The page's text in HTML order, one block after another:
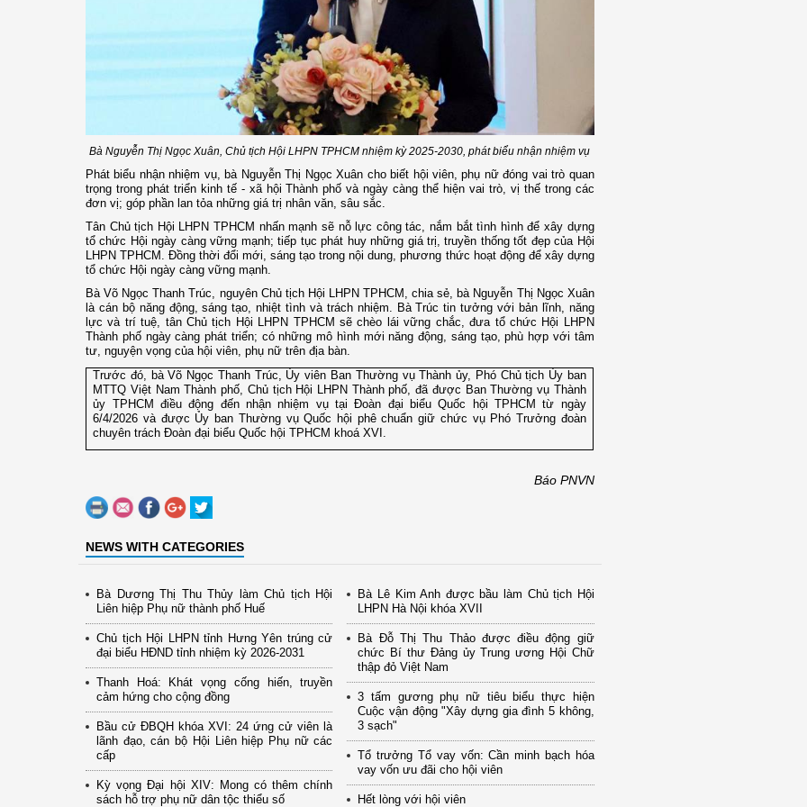
Bà Nguyễn Thị Ngọc Xuân, Chủ tịch Hội LHPN TPHCM nhiệm kỳ 2025-2030, phát biểu nhận nhiệm vụ
Phát biểu nhận nhiệm vụ, bà Nguyễn Thị Ngọc Xuân cho biết hội viên, phụ nữ đóng vai trò quan
trọng trong phát triển kinh tế - xã hội Thành phố và ngày càng thể hiện vai trò, vị thế trong các
đơn vị; góp phần lan tỏa những giá trị nhân văn, sâu sắc.
Tân Chủ tịch Hội LHPN TPHCM nhấn mạnh sẽ nỗ lực công tác, nắm bắt tình hình để xây dựng
tổ chức Hội ngày càng vững mạnh; tiếp tục phát huy những giá trị, truyền thống tốt đẹp của Hội
LHPN TPHCM. Đồng thời đổi mới, sáng tạo trong nội dung, phương thức hoạt động để xây dựng
tổ chức Hội ngày càng vững mạnh.
Bà Võ Ngọc Thanh Trúc, nguyên Chủ tịch Hội LHPN TPHCM, chia sẻ, bà Nguyễn Thị Ngọc Xuân
là cán bộ năng động, sáng tạo, nhiệt tình và trách nhiệm. Bà Trúc tin tưởng với bản lĩnh, năng
lực và trí tuệ, tân Chủ tịch Hội LHPN TPHCM sẽ chèo lái vững chắc, đưa tổ chức Hội LHPN
Thành phố ngày càng phát triển; có những mô hình mới năng động, sáng tạo, phù hợp với tâm
tư, nguyện vọng của hội viên, phụ nữ trên địa bàn.
Trước đó, bà Võ Ngọc Thanh Trúc, Ủy viên Ban Thường vụ Thành ủy, Phó Chủ tịch Ủy ban
MTTQ Việt Nam Thành phố, Chủ tịch Hội LHPN Thành phố, đã được Ban Thường vụ Thành
ủy TPHCM điều động đến nhận nhiệm vụ tại Đoàn đại biểu Quốc hội TPHCM từ ngày
6/4/2026 và được Ủy ban Thường vụ Quốc hội phê chuẩn giữ chức vụ Phó Trưởng đoàn
chuyên trách Đoàn đại biểu Quốc hội TPHCM khoá XVI.
Báo PNVN
NEWS WITH CATEGORIES
Bà Dương Thị Thu Thủy làm Chủ tịch Hội
Liên hiệp Phụ nữ thành phố Huế
Chủ tịch Hội LHPN tỉnh Hưng Yên trúng cử
đại biểu HĐND tỉnh nhiệm kỳ 2026-2031
Thanh Hoá: Khát vọng cống hiến, truyền
cảm hứng cho cộng đồng
Bầu cử ĐBQH khóa XVI: 24 ứng cử viên là
lãnh đạo, cán bộ Hội Liên hiệp Phụ nữ các
cấp
Kỳ vọng Đại hội XIV: Mong có thêm chính
sách hỗ trợ phụ nữ dân tộc thiểu số
Bà Lê Kim Anh được bầu làm Chủ tịch Hội
LHPN Hà Nội khóa XVII
Bà Đỗ Thị Thu Thảo được điều động giữ
chức Bí thư Đảng ủy Trung ương Hội Chữ
thập đỏ Việt Nam
3 tấm gương phụ nữ tiêu biểu thực hiện
Cuộc vận động "Xây dựng gia đình 5 không,
3 sạch"
Tổ trưởng Tổ vay vốn: Cần minh bạch hóa
vay vốn ưu đãi cho hội viên
Hết lòng với hội viên